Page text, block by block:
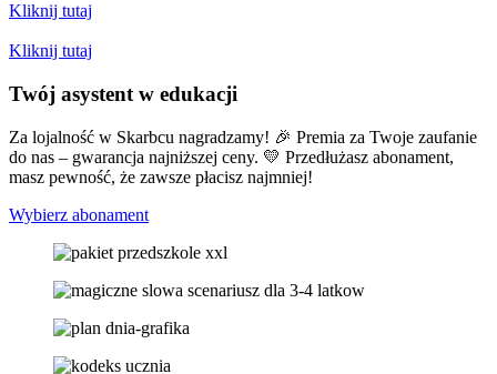
Kliknij tutaj
Kliknij tutaj
Twój asystent w edukacji
Za lojalność w Skarbcu nagradzamy! 🎉 Premia za Twoje zaufanie
do nas – gwarancja najniższej ceny. 💛 Przedłużasz abonament,
masz pewność, że zawsze płacisz najmniej!
Wybierz abonament